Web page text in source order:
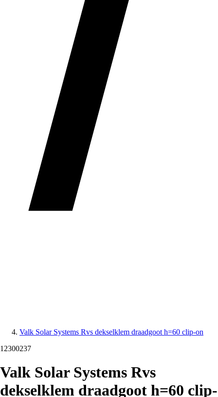
Valk Solar Systems Rvs dekselklem draadgoot h=60 clip-on
12300237
Valk Solar Systems Rvs
dekselklem draadgoot h=60 clip-